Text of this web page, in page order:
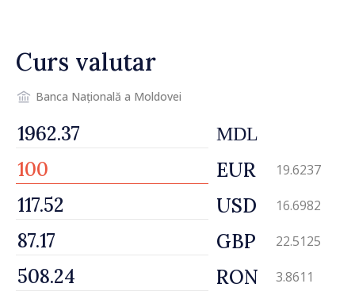
Curs valutar
Banca Națională a Moldovei
MDL
EUR 19.6237
USD 16.6982
GBP 22.5125
RON 3.8611